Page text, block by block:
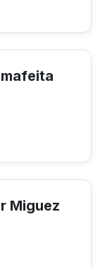
Miguez